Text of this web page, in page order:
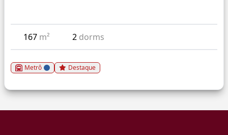
167 m² 2 dorms
Metrô Destaque